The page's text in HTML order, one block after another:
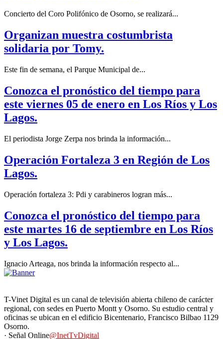
Concierto del Coro Polifónico de Osorno, se realizará...
Organizan muestra costumbrista
solidaria por Tomy.
Este fin de semana, el Parque Municipal de...
Conozca el pronóstico del tiempo para
este viernes 05 de enero en Los Ríos y Los
Lagos.
El periodista Jorge Zerpa nos brinda la información...
Operación Fortaleza 3 en Región de Los
Lagos.
Operación fortaleza 3: Pdi y carabineros logran más...
Conozca el pronóstico del tiempo para
este martes 16 de septiembre en Los Ríos
y Los Lagos.
Ignacio Arteaga, nos brinda la información respecto al...
T-Vinet Digital es un canal de televisión abierta chileno de carácter
regional, con sedes en Puerto Montt y Osorno. Su estudio central y
oficinas se ubican en el edificio Bicentenario, Francisco Bilbao 1129
Osorno.
· Señal Online@InetTvDigital